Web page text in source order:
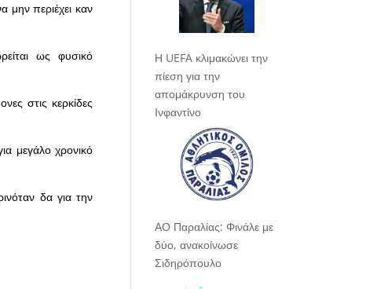
μην περιέχει καν
ως φυσικό
στις κερκίδες
μεγάλο χρονικό
δα για την
Η UEFA κλιμακώνει την
πίεση για την
απομάκρυνση του
Ινφαντίνο
ΑΟ Παραλίας: Φινάλε με
δύο, ανακοίνωσε
Σιδηρόπουλο